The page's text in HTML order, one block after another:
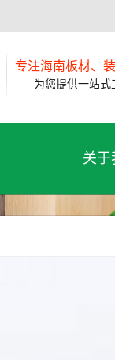
专注海南板材、
为您提供一站式
关于
公